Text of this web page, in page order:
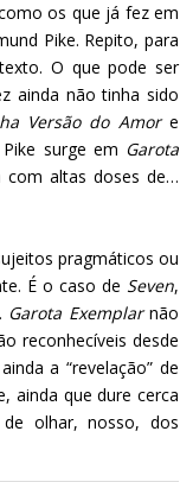
os que já fez em
Pike. Repito, para
O que pode ser
ainda não tinha sido
Versão do Amore
surge em Garota
com altas doses de…
pragmáticos ou
É o caso de Seven,
Garota Exemplarnão
reconhecíveis desde
a “revelação” de
ainda que dure cerca
olhar, nosso, dos